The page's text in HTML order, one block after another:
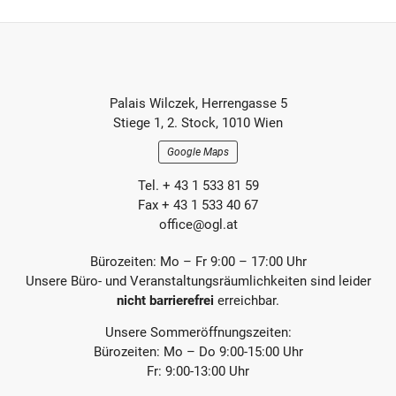
e
i
t
r
e
g
Palais Wilczek, Herrengasse 5
Stiege 1, 2. Stock, 1010 Wien
Google Maps
Tel. + 43 1 533 81 59
Fax + 43 1 533 40 67
office@ogl.at
Bürozeiten: Mo – Fr 9:00 – 17:00 Uhr
Unsere Büro- und Veranstaltungsräumlichkeiten sind leider
nicht barrierefrei erreichbar.
Unsere Sommeröffnungszeiten:
Bürozeiten: Mo – Do 9:00-15:00 Uhr
Fr: 9:00-13:00 Uhr